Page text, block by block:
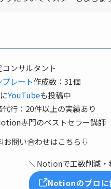
ンサルタント
レート作成数：31個
YouTubeも投稿中
行：20件以上の実績あり
専門のベストセラー講師
お問い合わせはこちら⇩
＼ Notionで工数削減・
Notionのプロに